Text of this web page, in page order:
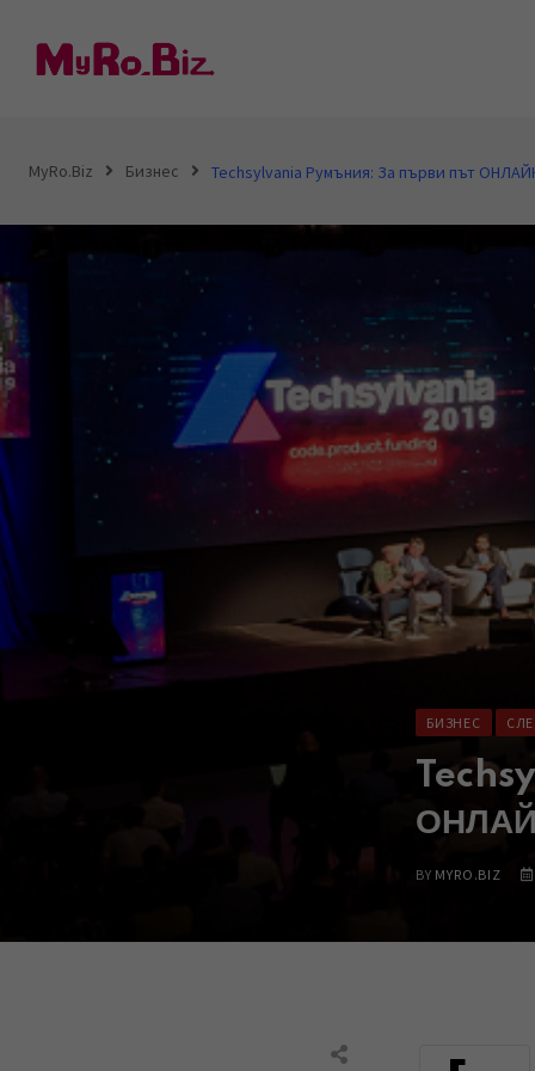
n
t
e
n
MyRo.Biz Бизнес Techsylvania Румъния: За първи път
БИЗНЕС
BY MYRO.BIZ